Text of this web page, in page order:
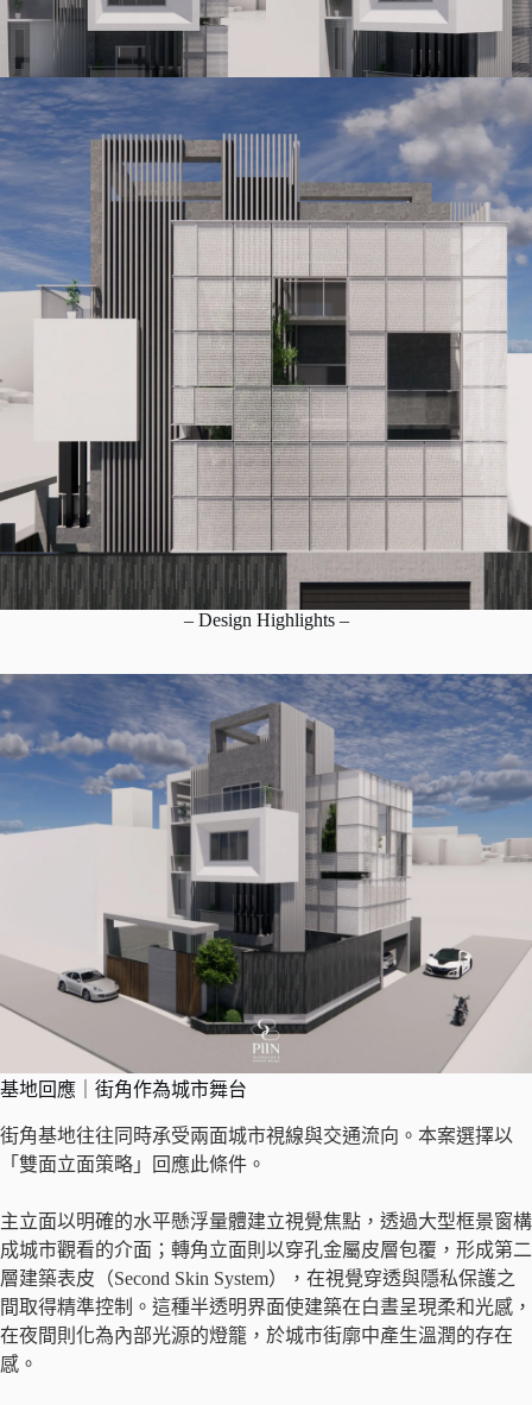
– Design Highlights –
基地回應｜街角作為城市舞台
街角基地往往同時承受兩面城市視線與交通流向。本案選擇以
「雙面立面策略」回應此條件。
主立面以明確的水平懸浮量體建立視覺焦點，透過大型框景窗構
成城市觀看的介面；轉角立面則以穿孔金屬皮層包覆，形成第二
層建築表皮（Second Skin System），在視覺穿透與隱私保護之
間取得精準控制。這種半透明界面使建築在白晝呈現柔和光感，
在夜間則化為內部光源的燈籠，於城市街廓中產生溫潤的存在
感。